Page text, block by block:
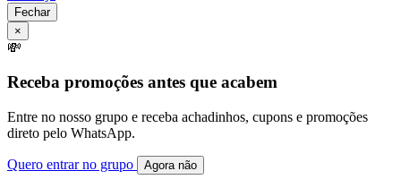
Fechar
×
💸
Receba promoções antes que acabem
Entre no nosso grupo e receba achadinhos, cupons e promoções
direto pelo WhatsApp.
Quero entrar no grupo Agora não